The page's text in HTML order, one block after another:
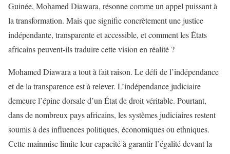
Guinée, Mohamed Diawara, résonne comme un appel puissant à
la transformation. Mais que signifie concrètement une justice
indépendante, transparente et accessible, et comment les États
africains peuvent-ils traduire cette vision en réalité ?
Mohamed Diawara a tout à fait raison. Le défi de l’indépendance
et de la transparence est à relever. L’indépendance judiciaire
demeure l’épine dorsale d’un État de droit véritable. Pourtant,
dans de nombreux pays africains, les systèmes judiciaires restent
soumis à des influences politiques, économiques ou ethniques.
Cette mainmise limite leur capacité à garantir l’égalité devant la